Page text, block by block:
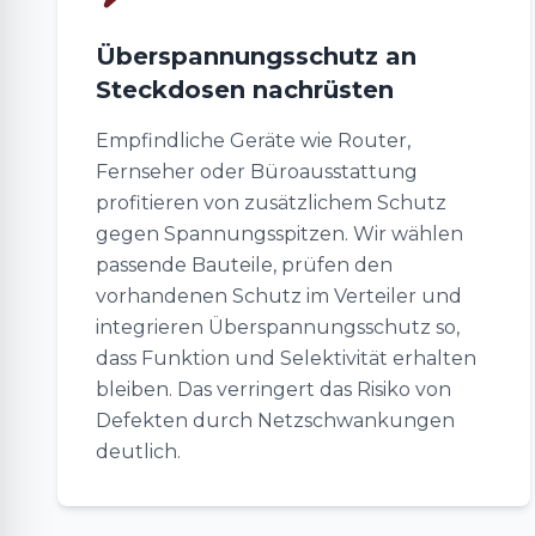
Überspannungsschutz an
Steckdosen nachrüsten
Empfindliche Geräte wie Router,
Fernseher oder Büroausstattung
profitieren von zusätzlichem Schutz
gegen Spannungsspitzen. Wir wählen
passende Bauteile, prüfen den
vorhandenen Schutz im Verteiler und
integrieren Überspannungsschutz so,
dass Funktion und Selektivität erhalten
bleiben. Das verringert das Risiko von
Defekten durch Netzschwankungen
deutlich.